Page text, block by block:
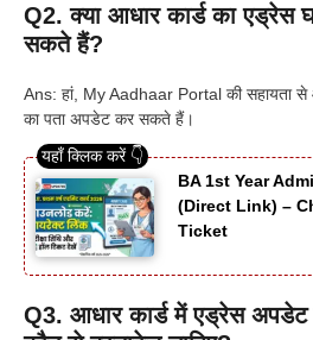
Q2. क्या आधार कार्ड का एड्रेस
सकते हैं?
Ans: हां, My Aadhaar Portal की सहायता
का पता अपडेट कर सकते हैं।
BA 1st Year
(Direct Link) –
Ticket
Q3. आधार कार्ड में एड्रेस